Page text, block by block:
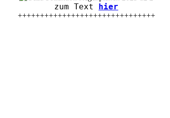
zum Text hier
+++++++++++++++++++++++++++++++